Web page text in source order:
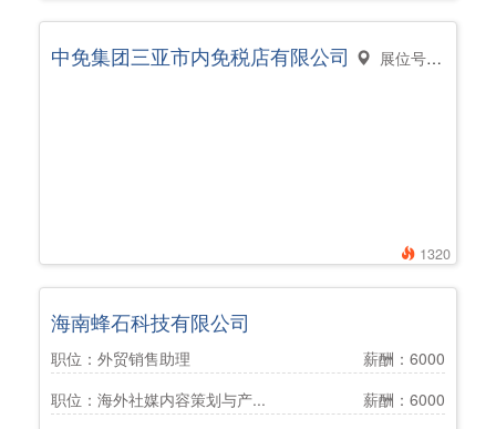
1320
中免集团三亚市内免税店有限公司 展位号： 未分配
海南蜂石科技有限公司
职位：外贸销售助理
薪酬：6000
职位：海外社媒内容策划与产...
薪酬：6000